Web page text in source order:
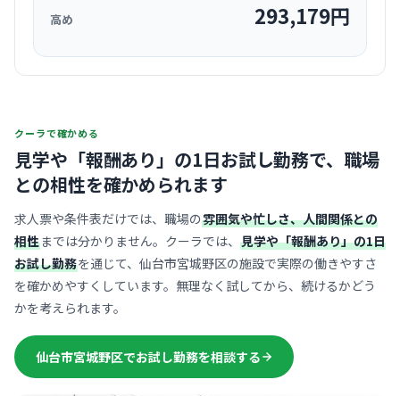
高め 293,179円
クーラで確かめる
見学や「報酬あり」の1日お試し勤務で、 職場
との相性を確かめられます
求人票や条件表だけでは、職場の雰囲気や忙しさ、人間関係との
相性までは分かりません。クーラでは、 見学や「報酬あり」の1日
お試し勤務を通じて、仙台市宮城野区の施設で実際の働きやすさ
を確かめやすくしています。無理なく試してから、続けるかどう
かを考えられます。
仙台市宮城野区でお試し勤務を相談する